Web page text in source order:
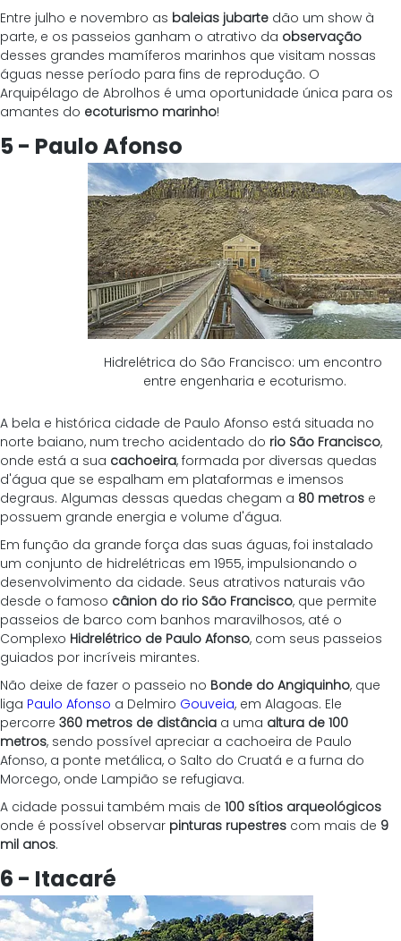
Entre julho e novembro as baleias jubarte dão um show à
parte, e os passeios ganham o atrativo da observação
desses grandes mamíferos marinhos que visitam nossas
águas nesse período para fins de reprodução. O
Arquipélago de Abrolhos é uma oportunidade única para os
amantes do ecoturismo marinho!
5 - Paulo Afonso
Hidrelétrica do São Francisco: um encontro
entre engenharia e ecoturismo.
A bela e histórica cidade de Paulo Afonso está situada no
norte baiano, num trecho acidentado do rio São Francisco,
onde está a sua cachoeira, formada por diversas quedas
d'água que se espalham em plataformas e imensos
degraus. Algumas dessas quedas chegam a 80 metros e
possuem grande energia e volume d'água.
Em função da grande força das suas águas, foi instalado
um conjunto de hidrelétricas em 1955, impulsionando o
desenvolvimento da cidade. Seus atrativos naturais vão
desde o famoso cânion do rio São Francisco, que permite
passeios de barco com banhos maravilhosos, até o
Complexo Hidrelétrico de Paulo Afonso, com seus passeios
guiados por incríveis mirantes.
Não deixe de fazer o passeio no Bonde do Angiquinho, que
liga Paulo Afonso a Delmiro Gouveia, em Alagoas. Ele
percorre 360 metros de distância a uma altura de 100
metros, sendo possível apreciar a cachoeira de Paulo
Afonso, a ponte metálica, o Salto do Cruatá e a furna do
Morcego, onde Lampião se refugiava.
A cidade possui também mais de 100 sítios arqueológicos
onde é possível observar pinturas rupestres com mais de 9
mil anos.
6 - Itacaré